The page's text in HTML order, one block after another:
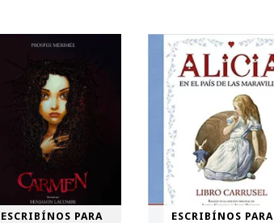
ESCRIBÍNOS PARA
ESCRIBÍNOS PARA